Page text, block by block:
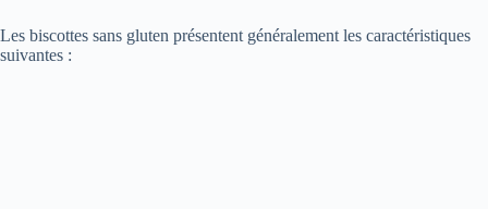
Les biscottes sans gluten présentent généralement les caractéristiques
suivantes :